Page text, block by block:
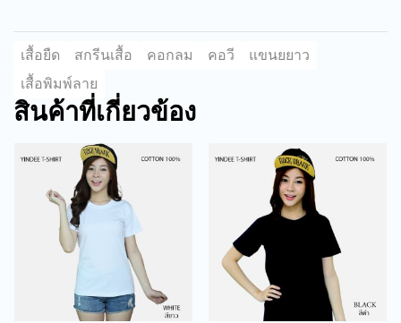
เสื้อยืด สกรีนเสื้อ คอกลม คอวี
แขนยยาว
เสื้อพิมพ์ลาย
สินค้าที่เกี่ยวข้อง